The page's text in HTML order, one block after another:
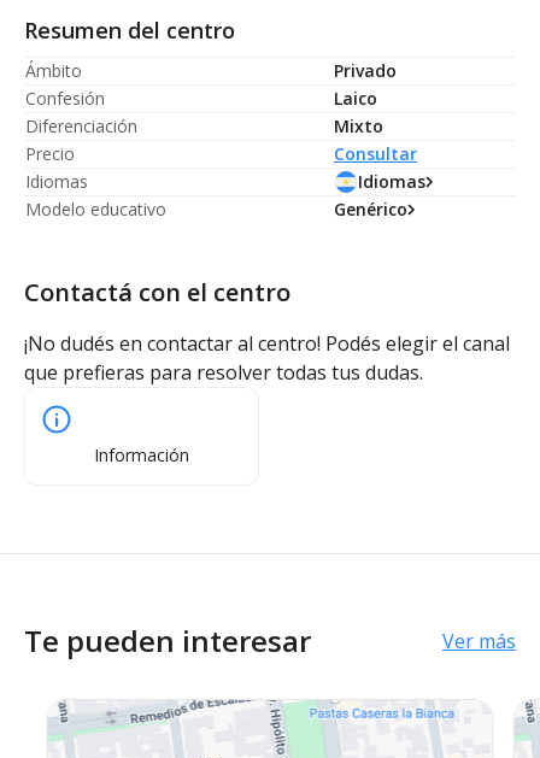
Resumen del centro
Ámbito
Privado
Confesión
Laico
Diferenciación
Mixto
Precio
Consultar
Idiomas
Idiomas
Modelo educativo
Genérico
Contactá con el centro
¡No dudés en contactar al centro! Podés elegir el canal
que prefieras para resolver todas tus dudas.
Información
Te pueden interesar Ver más